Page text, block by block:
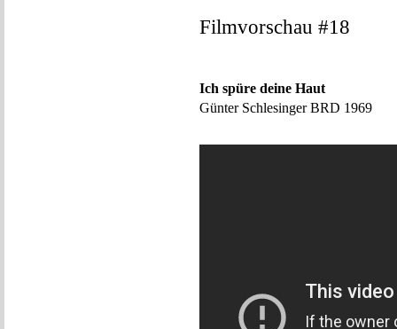
Filmvorschau #18
Ich spüre deine Haut
Günter Schlesinger BRD 1969